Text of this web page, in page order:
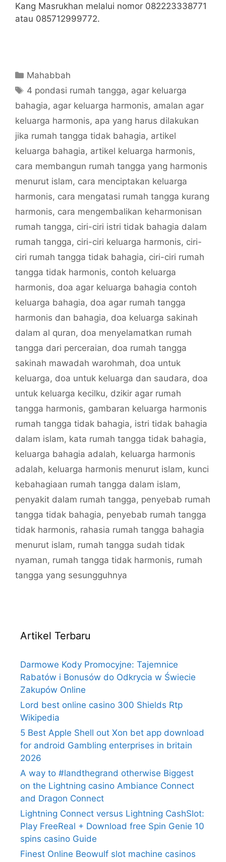
Kang Masrukhan melalui nomor 082223338771
atau 085712999772.
Categories
Mahabbah
Tags
4 pondasi rumah tangga, agar keluarga
bahagia, agar keluarga harmonis, amalan agar
keluarga harmonis, apa yang harus dilakukan
jika rumah tangga tidak bahagia, artikel
keluarga bahagia, artikel keluarga harmonis,
cara membangun rumah tangga yang harmonis
menurut islam, cara menciptakan keluarga
harmonis, cara mengatasi rumah tangga kurang
harmonis, cara mengembalikan keharmonisan
rumah tangga, ciri-ciri istri tidak bahagia dalam
rumah tangga, ciri-ciri keluarga harmonis, ciri-
ciri rumah tangga tidak bahagia, ciri-ciri rumah
tangga tidak harmonis, contoh keluarga
harmonis, doa agar keluarga bahagia contoh
keluarga bahagia, doa agar rumah tangga
harmonis dan bahagia, doa keluarga sakinah
dalam al quran, doa menyelamatkan rumah
tangga dari perceraian, doa rumah tangga
sakinah mawadah warohmah, doa untuk
keluarga, doa untuk keluarga dan saudara, doa
untuk keluarga kecilku, dzikir agar rumah
tangga harmonis, gambaran keluarga harmonis
rumah tangga tidak bahagia, istri tidak bahagia
dalam islam, kata rumah tangga tidak bahagia,
keluarga bahagia adalah, keluarga harmonis
adalah, keluarga harmonis menurut islam, kunci
kebahagiaan rumah tangga dalam islam,
penyakit dalam rumah tangga, penyebab rumah
tangga tidak bahagia, penyebab rumah tangga
tidak harmonis, rahasia rumah tangga bahagia
menurut islam, rumah tangga sudah tidak
nyaman, rumah tangga tidak harmonis, rumah
tangga yang sesungguhnya
Artikel Terbaru
Darmowe Kody Promocyjne: Tajemnice
Rabatów i Bonusów do Odkrycia w Świecie
Zakupów Online
Lord best online casino 300 Shields Rtp
Wikipedia
5 Best Apple Shell out Xon bet app download
for android Gambling enterprises in britain
2026
A way to #landthegrand otherwise Biggest
on the Lightning casino Ambiance Connect
and Dragon Connect
Lightning Connect versus Lightning CashSlot:
Play FreeReal + Download free Spin Genie 10
spins casino Guide
Finest Online Beowulf slot machine casinos